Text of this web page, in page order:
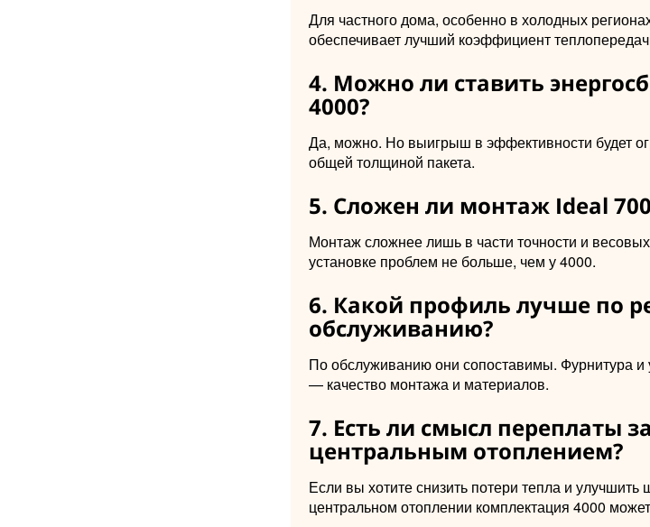
Для частного дома, особенно в холодных
обеспечивает лучший коэффициент
4. Можно ли ставить
4000?
Да, можно. Но выигрыш в эффективности будет
общей толщиной пакета.
5. Сложен ли монтаж Ideal
Монтаж сложнее лишь в части точности и
установке проблем не больше, чем у 4000.
6. Какой профиль лучше по
обслуживанию?
По обслуживанию они сопоставимы. Фурнитура
— качество монтажа и материалов.
7. Есть ли смысл переплаты
центральным отоплением?
Если вы хотите снизить потери тепла и
центральном отоплении комплектация 4000